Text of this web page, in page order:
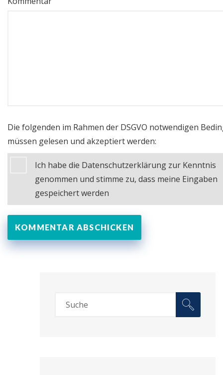
Die folgenden im Rahmen der DSGVO notwendigen
müssen gelesen und akzeptiert werden:
Ich habe die Datenschutzerklärung zur Kenntnis
genommen und stimme zu, dass meine Eingaben
gespeichert werden